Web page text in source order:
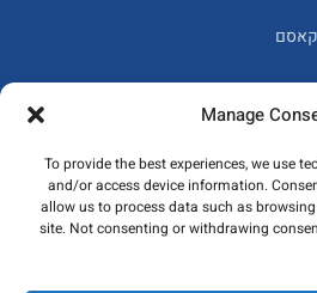
Manage
To provide the best experiences, we use
and/or access device information.
allow us to process data such as
site. Not consenting or withdrawing
קאסם